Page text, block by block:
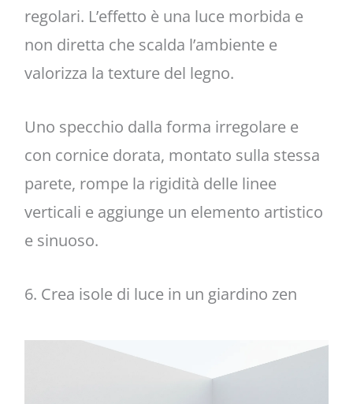
regolari. L’effetto è una luce morbida e
non diretta che scalda l’ambiente e
valorizza la texture del legno.
Uno specchio dalla forma irregolare e
con cornice dorata, montato sulla stessa
parete, rompe la rigidità delle linee
verticali e aggiunge un elemento artistico
e sinuoso.
6. Crea isole di luce in un giardino zen